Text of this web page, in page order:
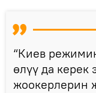
“Киев
өлүү да керек
жоокерлерин